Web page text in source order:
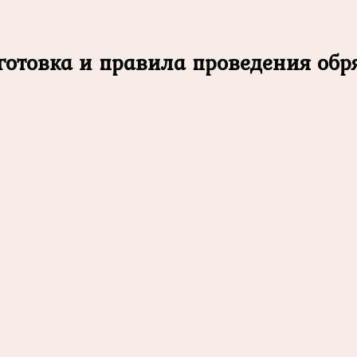
и правила проведения